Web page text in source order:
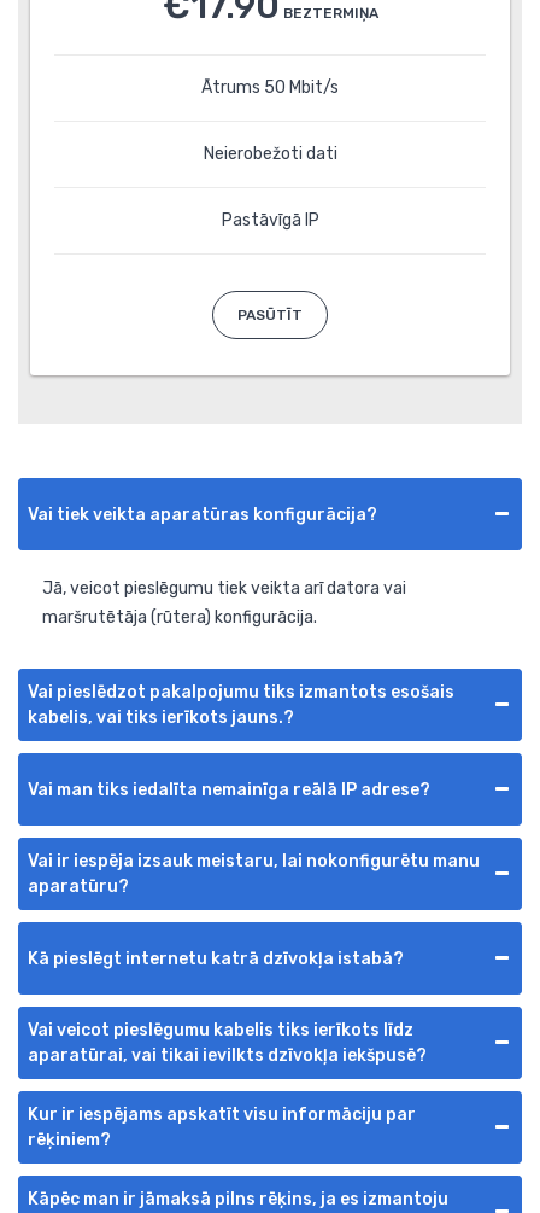
BEZTERMIŅA
Ātrums 50 Mbit/s
Neierobežoti dati
Pastāvīgā IP
PASŪTĪT
Vai tiek veikta aparatūras konfigurācija?
Jā, veicot pieslēgumu tiek veikta arī datora vai
maršrutētāja (rūtera) konfigurācija.
Vai pieslēdzot pakalpojumu tiks izmantots esošais
kabelis, vai tiks ierīkots jauns.?
Vai man tiks iedalīta nemainīga reālā IP adrese?
Vai ir iespēja izsauk meistaru, lai nokonfigurētu manu
aparatūru?
Kā pieslēgt internetu katrā dzīvokļa istabā?
Vai veicot pieslēgumu kabelis tiks ierīkots līdz
aparatūrai, vai tikai ievilkts dzīvokļa iekšpusē?
Kur ir iespējams apskatīt visu informāciju par
rēķiniem?
Kāpēc man ir jāmaksā pilns rēķins, ja es izmantoju